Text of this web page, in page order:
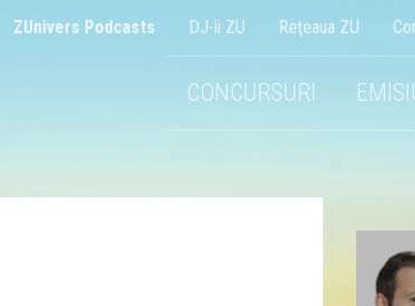
ZUnivers Podcasts DJ-ii ZU Reţeaua ZU
CONCURSURI